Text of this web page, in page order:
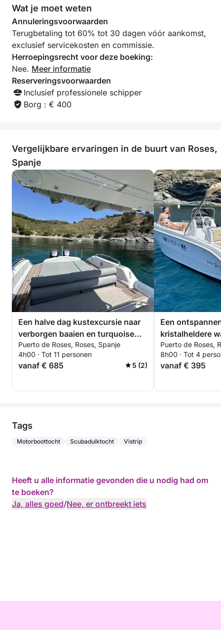
Wat je moet weten
Annuleringsvoorwaarden
Terugbetaling tot 60% tot 30 dagen vóór aankomst,
exclusief servicekosten en commissie.
Herroepingsrecht voor deze boeking:
Nee. Meer informatie
Reserveringsvoorwaarden
Inclusief professionele schipper
Borg : € 400
Vergelijkbare ervaringen in de buurt van Roses,
Spanje
Een halve dag kustexcursie naar
verborgen baaien en turquoise
wateren
Puerto de Roses, Roses, Spanje
4h00 · Tot 11 personen
vanaf € 685 5 (2)
Een
kristalheldere
Brava.
Puerto de Roses,
8h00 · Tot 4
vanaf € 395
Tags
Motorboottocht Scubaduiktocht Vistrip
Heeft u alle informatie gevonden die u nodig had om
te boeken?
Ja, alles goed/Nee, er ontbreekt iets